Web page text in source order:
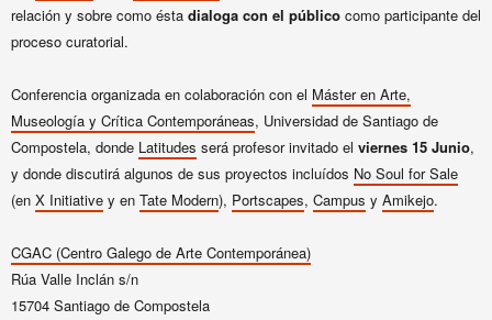
relación y sobre como ésta dialoga con el público como participante del
proceso curatorial.
Conferencia organizada en colaboración con el Máster en Arte,
Museología y Crítica Contemporáneas, Universidad de Santiago de
Compostela, donde Latitudes será profesor invitado el viernes 15 Junio,
y donde discutirá algunos de sus proyectos incluídos No Soul for Sale
(en X Initiative y en Tate Modern), Portscapes, Campus y Amikejo.
CGAC (Centro Galego de Arte Contemporánea)
Rúa Valle Inclán s/n
15704 Santiago de Compostela